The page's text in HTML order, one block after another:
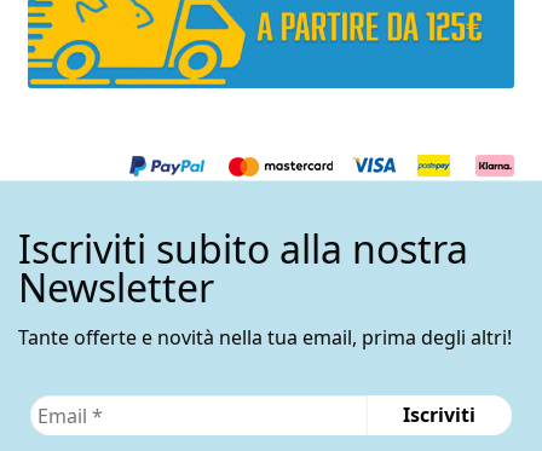
Iscriviti subito alla nostra
Newsletter
Tante offerte e novità nella tua email, prima degli altri!